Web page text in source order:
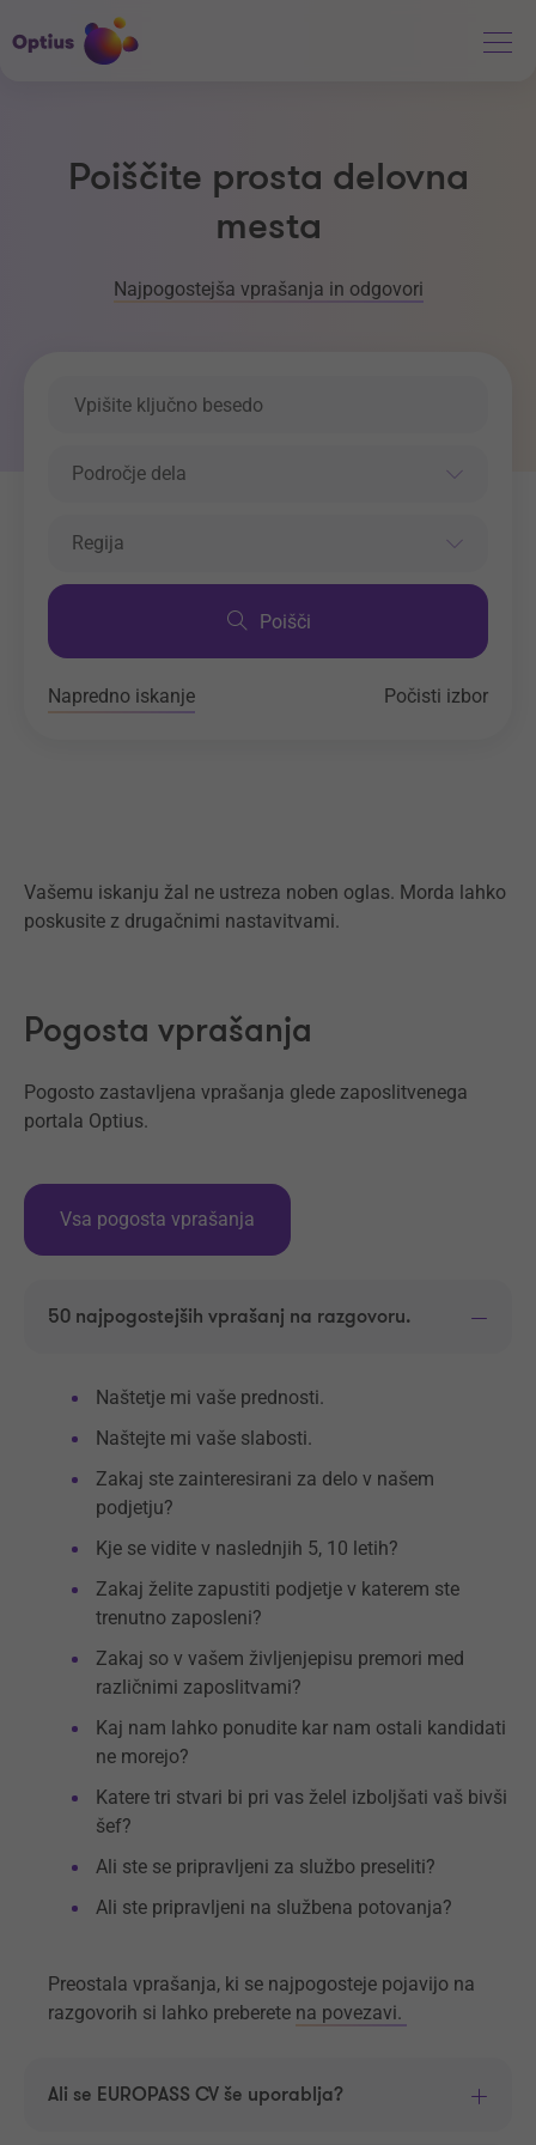
Poiščite prosta delovna
mesta
Najpogostejša vprašanja in odgovori
Področje dela
Regija
Poišči
Napredno iskanje Počisti izbor
Vašemu iskanju žal ne ustreza noben oglas. Morda lahko
poskusite z drugačnimi nastavitvami.
Pogosta vprašanja
Pogosto zastavljena vprašanja glede zaposlitvenega
portala Optius.
Vsa pogosta vprašanja
50 najpogostejših vprašanj na razgovoru.
Naštetje mi vaše prednosti.
Naštejte mi vaše slabosti.
Zakaj ste zainteresirani za delo v našem
podjetju?
Kje se vidite v naslednjih 5, 10 letih?
Zakaj želite zapustiti podjetje v katerem ste
trenutno zaposleni?
Zakaj so v vašem življenjepisu premori med
različnimi zaposlitvami?
Kaj nam lahko ponudite kar nam ostali kandidati
ne morejo?
Katere tri stvari bi pri vas želel izboljšati vaš bivši
šef?
Ali ste se pripravljeni za službo preseliti?
Ali ste pripravljeni na službena potovanja?
Preostala vprašanja, ki se najpogosteje pojavijo na
razgovorih si lahko preberete na povezavi.
Ali se EUROPASS CV še uporablja?